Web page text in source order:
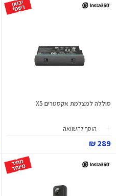
סוללה למצלמת אקסטרים X5
הוסף להשוואה
289 ₪